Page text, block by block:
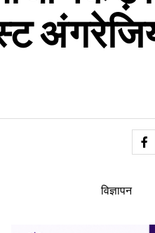
विज्ञापन